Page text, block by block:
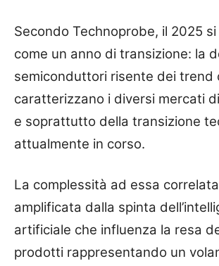
Secondo Technoprobe, il 2025
come un anno di transizione: la
semiconduttori risente dei trend
caratterizzano i diversi mercati
e soprattutto della transizione
attualmente in corso.
La complessità ad essa
amplificata dalla spinta
artificiale che influenza la resa
prodotti rappresentando un